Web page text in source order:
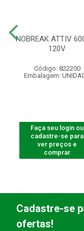
NOBREAK ATTIV
120V
Código: 822200
Embalagem:
Faça seu login ou
cadastre-se para
ver preços e
comprar
Cadastre-se
ofertas!